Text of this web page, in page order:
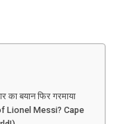
फिर
गरमाया
का बयान फिर गरमाया
Lionel Messi? Cape